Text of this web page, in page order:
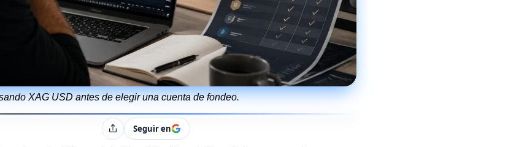
XAG USD antes de elegir una cuenta de fondeo.
CompartirSeguir en